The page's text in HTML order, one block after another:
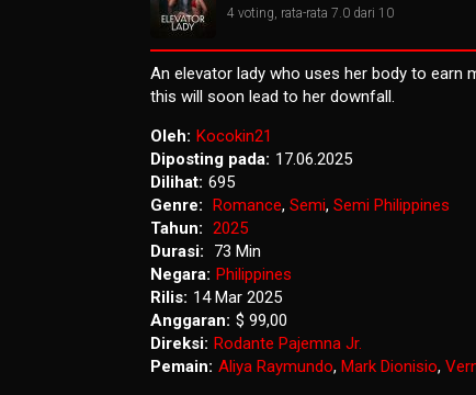
4 voting, rata-rata 7.0 dari 10
An elevator lady who uses her body to earn
this will soon lead to her downfall.
Oleh: Kocokin21
Diposting pada: 17.06.2025
Dilihat: 695
Genre: Romance, Semi, Semi Philippines
Tahun: 2025
Durasi:
73 Min
Negara: Philippines
Rilis: 14 Mar 2025
Anggaran: $ 99,00
Direksi: Rodante Pajemna Jr.
Pemain: Aliya Raymundo, Mark Dionisio,